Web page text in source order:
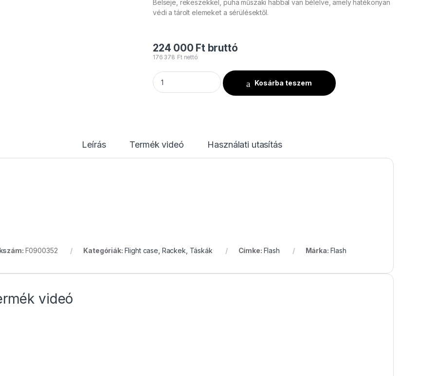
Belseje, rekeszekkel, puha műszaki habbal van bélelve, amely hatékonyan
védi a tárolt elemeket a sérülésektől.
224 000 Ft bruttó
176 378 Ftnettó
Flash MH-BEAM 10R CASE2 mennyiség
Kosárba teszem
Leírás Termék videó Használati utasítás
F0900352 Kategóriák: Flight case Rackek, Táskák Címke: Flash Márka: Flash
videó